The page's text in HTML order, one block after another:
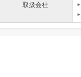
取扱会社